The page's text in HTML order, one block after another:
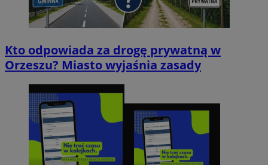
Kto odpowiada za drogę prywatną w
Orzeszu? Miasto wyjaśnia zasady